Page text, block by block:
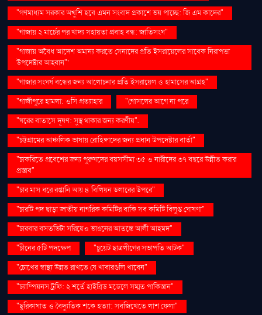
"গণমাধ্যম সরকার অখুশি হবে এমন সংবাদ প্রকাশে ভয় পাচ্ছে: জি এম কাদের"
"গাজায় ২ মার্চের পর খাদ্য সহায়তা প্রবাহ বন্ধ: জাতিসংঘ"
"গাজায় অবৈধ আদেশ অমান্য করতে সেনাদের প্রতি ইসরায়েলের সাবেক নিরাপত্তা
উপদেষ্টার আহ্বান"'
"গাজার সংঘর্ষ বন্ধের জন্য আলোচনার প্রতি ইসরায়েল ও হামাসের আগ্রহ"
"গাজীপুরে হামলা: ওসি প্রত্যাহার
"গোসলের আগে না পরে
"ঘরের বাতাসে দূষণ: সুস্থ থাকার জন্য করণীয়".
"চট্টগ্রামের আঞ্চলিক ভাষায় রোহিঙ্গাদের জন্য প্রধান উপদেষ্টার বার্তা"
"চাকরিতে প্রবেশের জন্য পুরুষদের বয়সসীমা ৩৫ ও নারীদের ৩৭ বছরে উন্নীত করার
প্রস্তাব"
"চার মাস ধরে রপ্তানি আয় ৪ বিলিয়ন ডলারের উপরে"
"চারটি পদ ছাড়া জাতীয় নাগরিক কমিটির বাকি সব কমিটি বিলুপ্ত ঘোষণা"
"চারবার বসতভিটা সরিয়েও ভাঙনের আতঙ্কে আলী আহমদ"
"চীনের ৫টি পদক্ষেপ
"চুয়েট ছাত্রলীগের সভাপতি আটক"
"চোখের স্বাস্থ্য উন্নত রাখতে যে খাবারগুলি খাবেন"
"চ্যাম্পিয়নস ট্রফি: ২ শর্তে হাইব্রিড মডেলে সম্মত পাকিস্তান"
"ছুরিকাঘাত ও বৈদ্যুতিক শকে হত্যা: সবজিখেতে লাশ ফেলা"